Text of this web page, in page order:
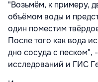
"Возьмём, к примеру,
объёмом воды и
один поместим
После того как вода
дно сосуда с песком",
исследований и ГИС